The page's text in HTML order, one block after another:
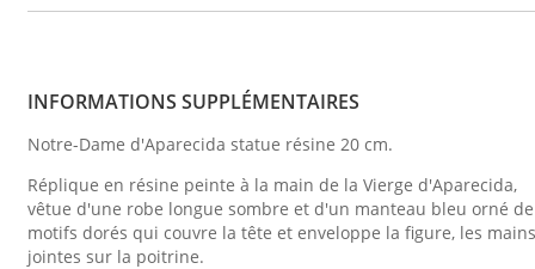
INFORMATIONS SUPPLÉMENTAIRES
Notre-Dame d'Aparecida statue résine 20 cm.
Réplique en résine peinte à la main de la Vierge d'Aparecida,
vêtue d'une robe longue sombre et d'un manteau bleu orné de
motifs dorés qui couvre la tête et enveloppe la figure, les mains
jointes sur la poitrine.